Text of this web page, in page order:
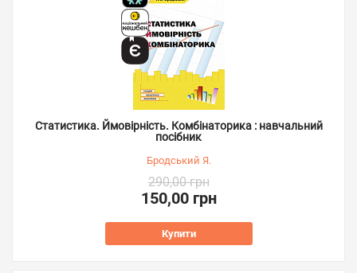
Статистика. Ймовірність. Комбінаторика : навчальний
посібник
Бродський Я.
290,00 грн
150,00 грн
Купити